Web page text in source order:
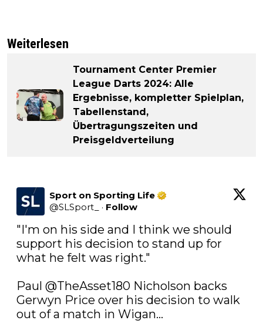
Weiterlesen
Tournament Center Premier
League Darts 2024: Alle
Ergebnisse, kompletter Spielplan,
Tabellenstand,
Übertragungszeiten und
Preisgeldverteilung
Sport on Sporting Life
@SLSport_ · Follow
"I'm on his side and I think we should
support his decision to stand up for
what he felt was right."
Paul @TheAsset180 Nicholson backs
Gerwyn Price over his decision to walk
out of a match in Wigan...